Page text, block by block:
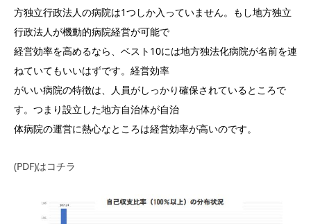
方独立行政法人の病院は1つしか入っていません。もし地方独立
行政法人が機動的病院経営が可能で
経営効率を高めるなら、ベスト10には地方独法化病院が名前を連
ねていてもいいはずです。経営効率
がいい病院の特徴は、人員がしっかり確保されているところで
す。つまり設立した地方自治体が自治
体病院の運営に熱心なところは経営効率が高いのです。
(PDF)はコチラ